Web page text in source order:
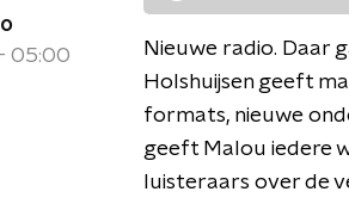
05:00
Nieuwe radio. Daar
Holshuijsen geeft
formats, nieuwe
geeft Malou iedere
luisteraars over de